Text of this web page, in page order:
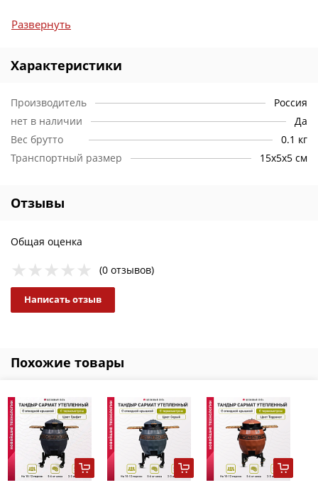
К тому же, мята – незаменимый ингредиент знаменитого
турецкого чечевичного супа и грузинского лобио. Пряность
десертов: тортов, пирожных, восточных сладостей,
мороженого, фруктовых салатов, муссов, кремов.
Развернуть
Характеристики
Производитель
Россия
нет в наличии
Да
Вес брутто
0.1 кг
Транспортный размер
15х5х5 см
Отзывы
Общая оценка
(0 отзывов)
Написать отзыв
Похожие товары